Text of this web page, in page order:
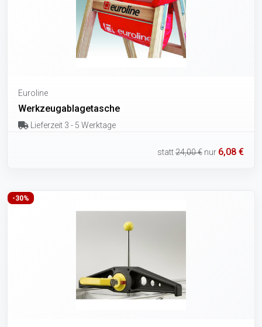
Euroline
Werkzeugablagetasche
Lieferzeit 3 - 5 Werktage
statt24,00 € nur 6,08 €
-30%